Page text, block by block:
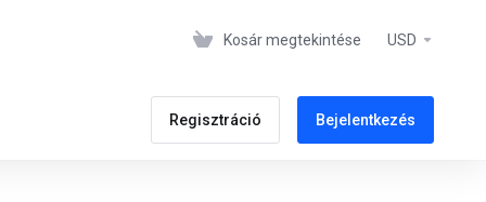
Kosár megtekintése USD
Regisztráció Bejelentkezés